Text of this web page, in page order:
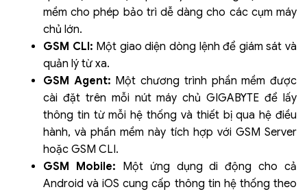
mềm cho phép bảo trì dễ dàng cho các cụm máy
chủ lớn.
GSM CLI: Một giao diện dòng lệnh để giám sát và
quản lý từ xa.
GSM Agent: Một chương trình phần mềm được
cài đặt trên mỗi nút máy chủ GIGABYTE để lấy
thông tin từ mỗi hệ thống và thiết bị qua hệ điều
hành, và phần mềm này tích hợp với GSM Server
hoặc GSM CLI.
GSM Mobile: Một ứng dụng di động cho cả
Android và iOS cung cấp thông tin hệ thống theo